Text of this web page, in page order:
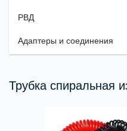
РВД
Адаптеры и соединения
Трубка спиральная